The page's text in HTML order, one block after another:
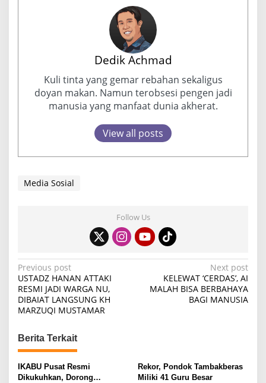
Dedik Achmad
Kuli tinta yang gemar rebahan sekaligus
doyan makan. Namun terobsesi pengen jadi
manusia yang manfaat dunia akherat.
View all posts
Media Sosial
Follow Us
P
o
s
n
a
v
Previous post
USTADZ HANAN ATTAKI
RESMI JADI WARGA NU,
DIBAIAT LANGSUNG KH
MARZUQI MUSTAMAR
Next post
KELEWAT ‘CERDAS’, AI
MALAH BISA BERBAHAYA
BAGI MANUSIA
Berita Terkait
IKABU Pusat Resmi
Dikukuhkan, Dorong
Rekor, Pondok Tambakberas
Miliki 41 Guru Besar